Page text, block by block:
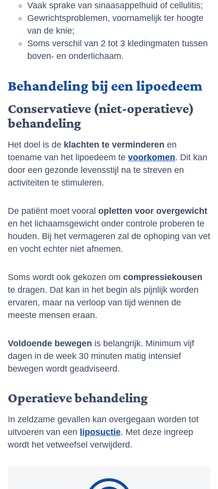
Vaak sprake van sinaasappelhuid of cellulitis;
Gewrichtsproblemen, voornamelijk ter hoogte
van de knie;
Soms verschil van 2 tot 3 kledingmaten tussen
boven- en onderlichaam.
Behandeling bij een lipoedeem
Conservatieve (niet-operatieve)
behandeling
Het doel is de klachten te verminderen en
toename van het lipoedeem te voorkomen. Dit kan
door een gezonde levensstijl na te streven en
activiteiten te stimuleren.
De patiënt moet vooral opletten voor overgewicht
en het lichaamsgewicht onder controle proberen te
houden. Bij het vermageren zal de ophoping van vet
en vocht echter niet afnemen.
Soms wordt ook gekozen om compressiekousen
te dragen. Dat kan in het begin als pijnlijk worden
ervaren, maar na verloop van tijd wennen de
meeste mensen eraan.
Voldoende bewegen is belangrijk. Minimum vijf
dagen in de week 30 minuten matig intensief
bewegen wordt geadviseerd.
Operatieve behandeling
In zeldzame gevallen kan overgegaan worden tot
uitvoeren van een liposuctie. Met deze ingreep
wordt het vetweefsel verwijderd.